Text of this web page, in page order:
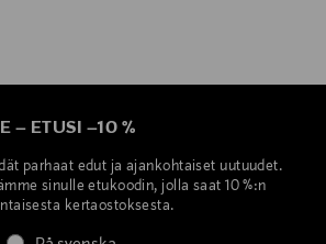
– ETUSI –10 %
parhaat edut ja ajankohtaiset uutuudet.
sinulle etukoodin, jolla saat 10 %:n
kertaostoksesta.